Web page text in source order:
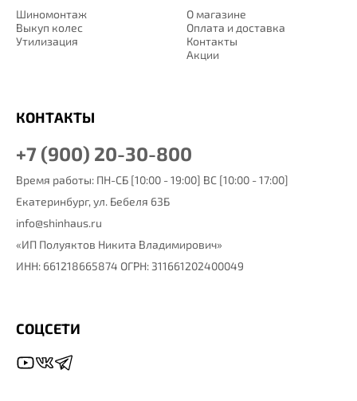
О магазине
Оплата и доставка
Контакты
Акции
Шиномонтаж
Выкуп колес
Утилизация
КОНТАКТЫ
+7 (900) 20-30-800
Время работы: ПН-СБ [10:00 - 19:00] ВС [10:00 - 17:00]
Екатеринбург, ул. Бебеля 63Б
info@shinhaus.ru
«ИП Полуяктов Никита Владимирович»
ИНН: 661218665874 ОГРН: 311661202400049
СОЦСЕТИ